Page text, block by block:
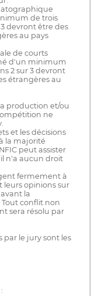
de trois
devront être des
au pays
de courts
d'un minimum
2 sur 3 devront
étrangères au
production et/ou
ne
et les décisions
la majorité
peut assister
n'a aucun droit
fermement à
opinions sur
la
conflit non
sera résolu par
par le jury sont les